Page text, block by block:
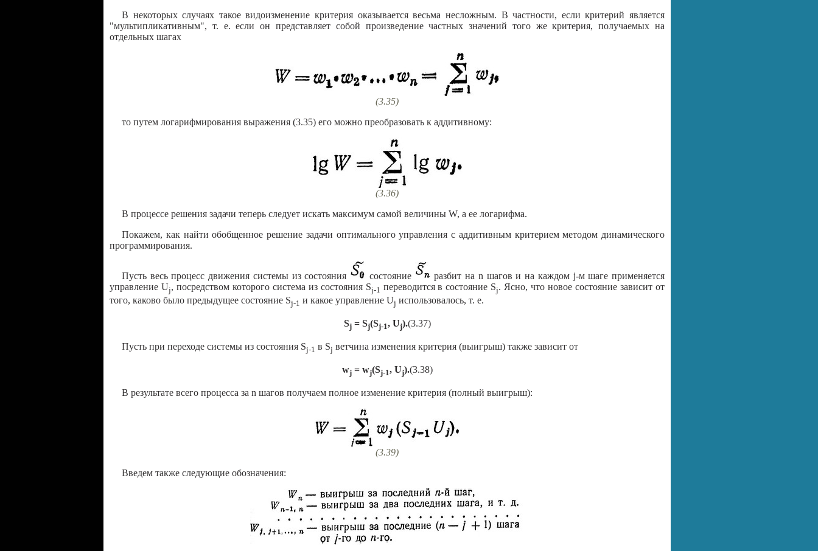
В некоторых случаях такое видоизменение критерия оказывается весьма несложным. В частности, если критерий является
"мультипликативным", т. е. если он представляет собой произведение частных значений того же критерия, получаемых на
отдельных шагах
(3.35)
то путем логарифмирования выражения (3.35) его можно преобразовать к аддитивному:
(3.36)
В процессе решения задачи теперь следует искать максимум самой величины W, а ее логарифма.
Покажем, как найти обобщенное решение задачи оптимального управления с аддитивным критерием методом динамического
программирования.
Пусть весь процесс движения системы из состояния состояние
разбит на n шагов и на каждом j-м шаге применяется
управление Uj, посредством которого система из состояния Sj-1 переводится в состояние Sj. Ясно, что новое состояние зависит от
того, каково было предыдущее состояние Sj-1 и какое управление Uj использовалось, т. е.
Sj= Sj(Sj-1, Uj).(3.37)
Пусть при переходе системы из состояния Sj-1 в Sj ветчина изменения критерия (выигрыш) также зависит от
wj= wj(Sj-1, Uj).(3.38)
В результате всего процесса за n шагов получаем полное изменение критерия (полный выигрыш):
(3.39)
Введем также следующие обозначения: